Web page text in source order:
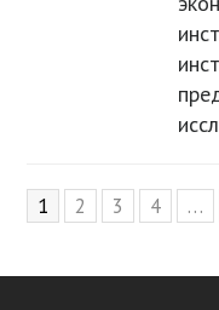
Page
1 Page
2 Page
3 Page
4 …